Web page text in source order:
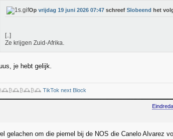
Op vrijdag 19 juni 2026 07:47 schreef Slobeend het
[..]
Ze krijgen Zuid-Afrika.
je hebt gelijk.
TikTok next Block
gelachen om die piemel bij de NOS die Canelo Alvarez